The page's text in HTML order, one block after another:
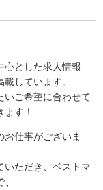
心とした求人情報
しています。
いご希望に合わせて
す！
お仕事がございま
いただき、ベストマ